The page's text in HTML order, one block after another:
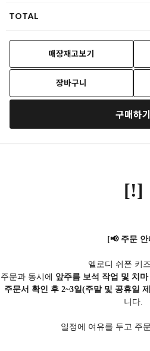
TOTAL
매장재고보기
장바구니
구매하기
[!]
[📢 주문 안
엘로디 쉬폰 키
주문과 동시에
앞주름 보석 작업 및 치
주문서 확인 후 2~3일(주말 및 공휴일
니다.
일정에 여유를 두고 주